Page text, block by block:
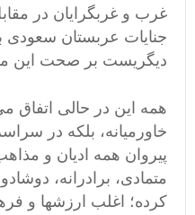
غرب و غربگرایان در
جنایات عربستان سعودی
دیگریست بر صحت این
همه این در حالی اتفاق
خاورمیانه، بلکه در
پیروان همه ادیان و
متمادی، برادرانه،
کرده؛ اغلب ارزشها و